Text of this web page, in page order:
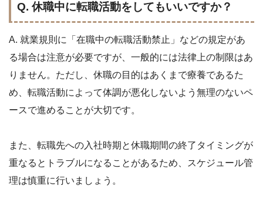
Q. 休職中に転職活動をしてもいいですか？
A. 就業規則に「在職中の転職活動禁止」などの規定があ
る場合は注意が必要ですが、一般的には法律上の制限はあ
りません。ただし、休職の目的はあくまで療養であるた
め、転職活動によって体調が悪化しないよう無理のないペ
ースで進めることが大切です。
また、転職先への入社時期と休職期間の終了タイミングが
重なるとトラブルになることがあるため、スケジュール管
理は慎重に行いましょう。